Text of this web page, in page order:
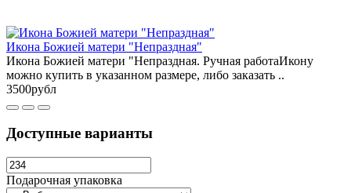
Икона Божией матери "Непраздная"
Икона Божией матери "Непраздная. Ручная работаИкону
можно купить в указанном размере, либо заказать ..
3500рубл
Доступные варианты
Подарочная упаковка